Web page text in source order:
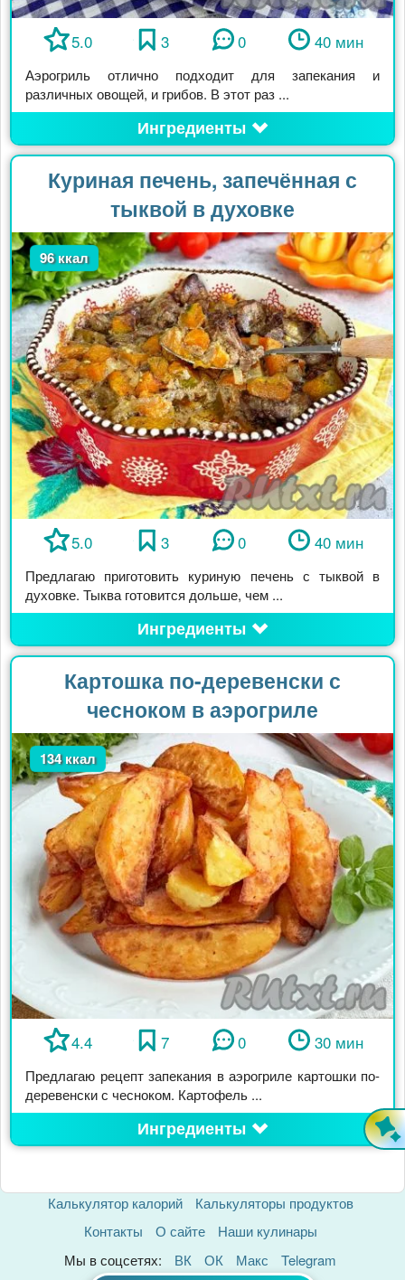
5.0 3 0 40 мин
Аэрогриль отлично подходит для запекания и
различных овощей, и грибов. В этот раз ...
Ингредиенты
Куриная печень, запечённая с
тыквой в духовке
96 ккал
5.0 3 0 40 мин
Предлагаю приготовить куриную печень с тыквой в
духовке. Тыква готовится дольше, чем ...
Ингредиенты
Картошка по-деревенски с
чесноком в аэрогриле
134 ккал
4.4 7 0 30 мин
Предлагаю рецепт запекания в аэрогриле картошки по-
деревенски с чесноком. Картофель ...
Ингредиенты
Калькулятор калорий
Калькуляторы продуктов
Контакты
О сайте
Наши кулинары
Мы в соцсетях:
ВК ОК Макс Telegram